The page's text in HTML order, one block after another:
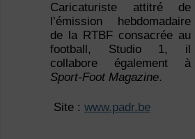
Caricaturiste attitré de
l’émission hebdomadaire
de la RTBF consacrée au
football, Studio 1, il
collabore également à
Sport-Foot Magazine.
 Site : www.padr.be